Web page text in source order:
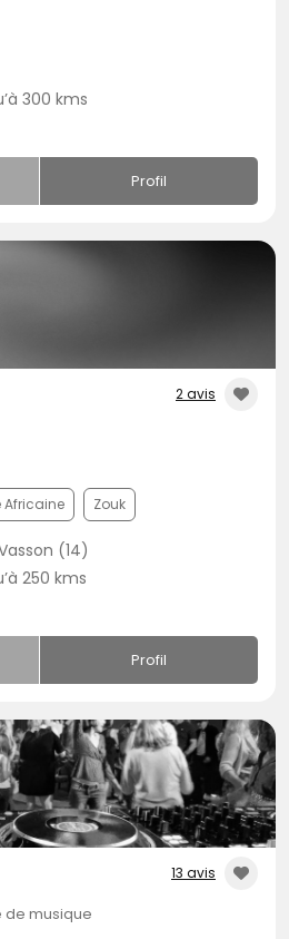
300 kms
Profil
2 avis
Africaine Zouk
(14)
250 kms
Profil
13 avis
de musique